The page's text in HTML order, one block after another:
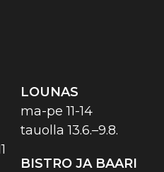
LOUNAS
ma-pe 11-14
tauolla 13.6.–9.8.
BISTRO JA BAARI